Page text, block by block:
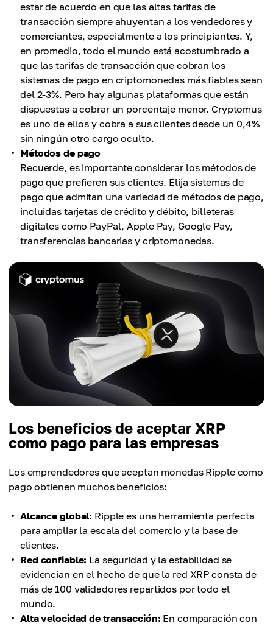
estar de acuerdo en que las altas tarifas de
transacción siempre ahuyentan a los vendedores y
comerciantes, especialmente a los principiantes. Y,
en promedio, todo el mundo está acostumbrado a
que las tarifas de transacción que cobran los
sistemas de pago en criptomonedas más fiables sean
del 2-3%. Pero hay algunas plataformas que están
dispuestas a cobrar un porcentaje menor. Cryptomus
es uno de ellos y cobra a sus clientes desde un 0,4%
sin ningún otro cargo oculto.
Métodos de pago
Recuerde, es importante considerar los métodos de
pago que prefieren sus clientes. Elija sistemas de
pago que admitan una variedad de métodos de pago,
incluidas tarjetas de crédito y débito, billeteras
digitales como PayPal, Apple Pay, Google Pay,
transferencias bancarias y criptomonedas.
Los beneficios de aceptar XRP
como pago para las empresas
Los emprendedores que aceptan monedas Ripple como
pago obtienen muchos beneficios:
Alcance global: Ripple es una herramienta perfecta
para ampliar la escala del comercio y la base de
clientes.
Red confiable: La seguridad y la estabilidad se
evidencian en el hecho de que la red XRP consta de
más de 100 validadores repartidos por todo el
mundo.
Alta velocidad de transacción: En comparación con